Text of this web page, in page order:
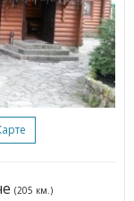
(205 км.)